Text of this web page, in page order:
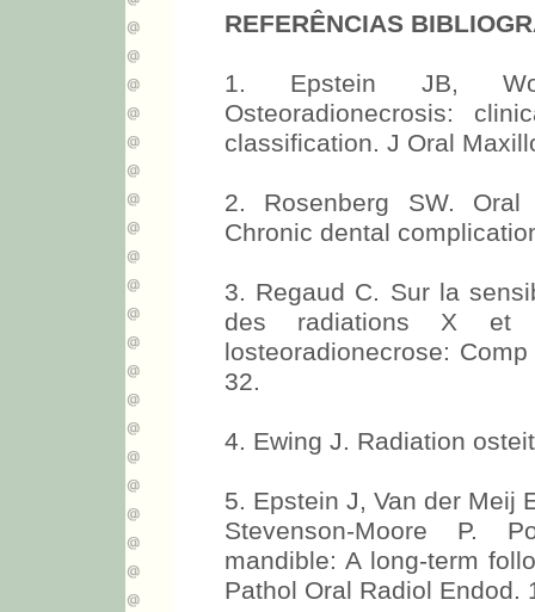
REFERÊNCIAS
1. Epstein JB,
Osteoradionecrosis:
classification. J Oral
2. Rosenberg SW. Oral
Chronic dental
3. Regaud C. Sur la
des radiations X
losteoradionecrose:
32.
4. Ewing J. Radiation
5. Epstein J, Van der Meij
Stevenson-Moore P.
mandible: A long-term
Pathol Oral Radiol Endod.